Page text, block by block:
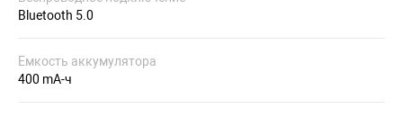
Bluetooth 5.0
Емкость аккумулятора
400 mA-ч